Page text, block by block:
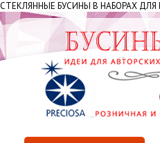
СТЕКЛЯННЫЕ БУСИНЫ В НАБОРАХ